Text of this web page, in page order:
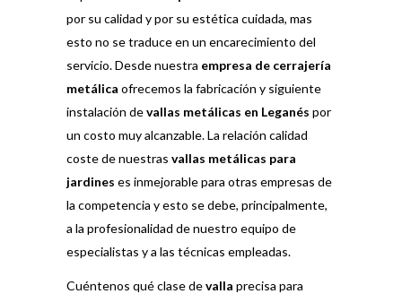
por su calidad y por su estética cuidada, mas
esto no se traduce en un encarecimiento del
servicio. Desde nuestra empresa de cerrajería
metálica ofrecemos la fabricación y siguiente
instalación devallas metálicas en Leganés por
un costo muy alcanzable. La relación calidad
coste de nuestras vallas metálicas para
jardines es inmejorable para otras empresas de
la competencia y esto se debe, principalmente,
a la profesionalidad de nuestro equipo de
especialistas y a las técnicas empleadas.
Cuéntenos qué clase devalla precisa para